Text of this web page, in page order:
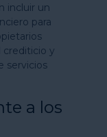
incluir un
para
crediticio y
servicios
a los